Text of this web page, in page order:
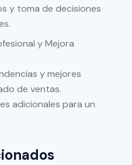
y toma de decisiones
y Mejora
y mejores
de ventas.
adicionales para un